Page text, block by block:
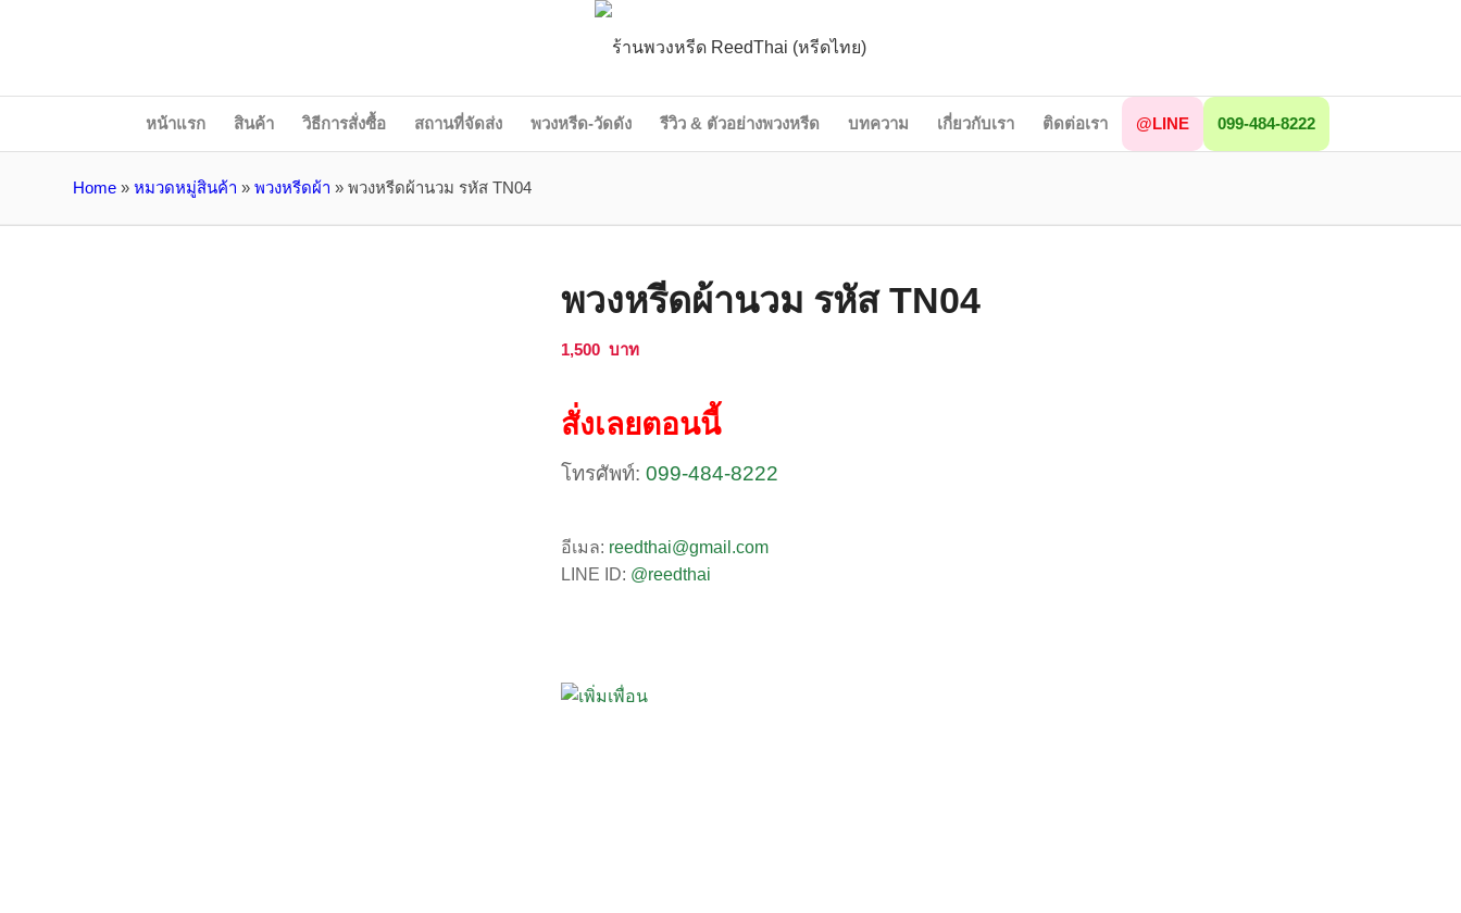
หน้าแรก สินค้า วิธีการสั่งซื้อ สถานที่จัดส่ง พวงหรีด-วัดดัง รีวิว & ตัวอย่างพวงหรีด บทความ เกี่ยวกับเรา ติดต่อเรา @LINE 099-484-8222
Home » หมวดหมู่สินค้า » พวงหรีดผ้า » พวงหรีดผ้านวม รหัส TN04
พวงหรีดผ้านวม รหัส TN04
1,500 บาท
สั่งเลยตอนนี้
โทรศัพท์:099-484-8222
อีเมล: reedthai@gmail.com
LINE ID: @reedthai